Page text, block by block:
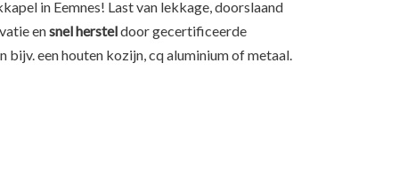
in Eemnes! Last van lekkage, doorslaand
ensnel hersteldoor gecertificeerde
een houten kozijn, cq aluminium of metaal.